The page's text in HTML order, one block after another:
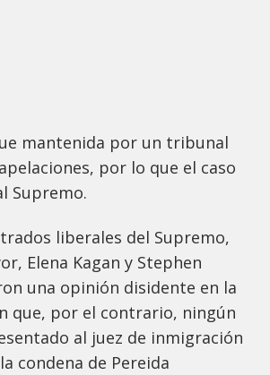
mantenida por un tribunal
por lo que el caso
Supremo.
liberales del Supremo,
Elena Kagan y Stephen
una opinión disidente en la
que, por el contrario, ningún
al juez de inmigración
condena de Pereida